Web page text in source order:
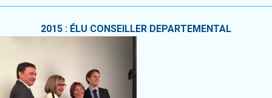
2015 : ÉLU CONSEILLER DEPARTEMENTAL